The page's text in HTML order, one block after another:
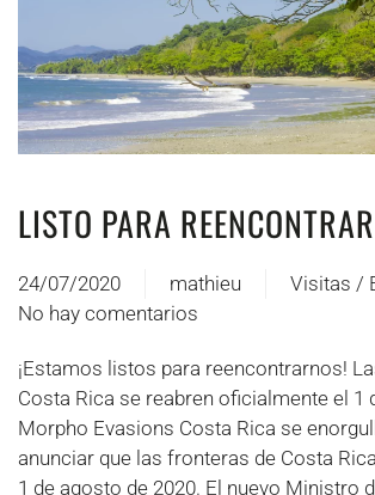
LISTO PARA
24/07/2020 mathieu
Visitas /
No hay comentarios
en
Prêts
à
nous
revoir
¡Estamos listos para reencontrarnos!
Costa Rica se reabren oficialmente el 1
Morpho Evasions Costa Rica se
anunciar que las fronteras de Costa
1 de agosto de 2020. El nuevo Ministro